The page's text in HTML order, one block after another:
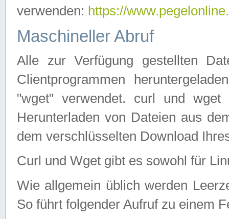
verwenden: https://
Maschineller Abruf
Alle zur Verfügung gestellten
Clientprogrammen
"wget" verwendet. curl und wget
Herunterladen von Dateien aus
dem verschlüsselten Download
Curl und Wget gibt es sowohl für
Wie allgemein üblich werden
So führt folgender Aufruf zu einem